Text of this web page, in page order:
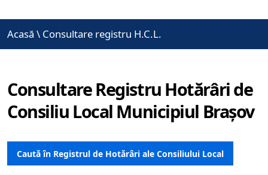
Acasă \ Consultare registru H.C.L.
Consultare Registru Hotărâri de
Consiliu Local Municipiul Brașov
Caută în Registrul de Hotărâri ale Consiliului Local